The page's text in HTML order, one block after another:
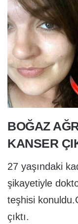
BOĞAZ
KANSER
27 yaşındaki
şikayetiyle
teşhisi
çıktı.